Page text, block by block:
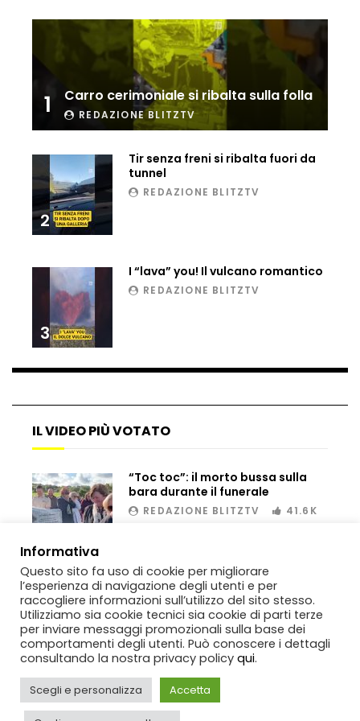
Ucraina, ecco come gli F16 intercettano
i droni russi
Tir bloccato sul passaggio a livello:
treno lo distrugge
Parco divertimenti, attrazione cede
all’improvviso
tragedia a Petén
Russia sotto zero: fiumi congelati e navi
Bombe russe sulle montagne per creare
valanghe e proteggere i turisti
Auto si schianta, il guidatore vola dal
viadotto
Tradisce la moglie e lo legano con lo
scotch a un albero
Tentano di salvarla dalla seggiovia, ma
il piano fallisce
1 Carro cerimoniale si ribalta sulla folla
REDAZIONE BLITZTV
2
Tir senza freni si ribalta fuori da
tunnel
REDAZIONE BLITZTV
3
I “lava” you! Il vulcano romantico
REDAZIONE BLITZTV
IL VIDEO PIÙ VOTATO
00:02
“Toc toc”: il morto bussa sulla
bara durante il funerale
REDAZIONE BLITZTV 41.6K
CopyrightBlitzTV© 2019-2025SIGNOVia Rabolini, 13 Milano - P.IVA
IT11812250154. Tutti i diritti sono riservati.
Informativa
Questo sito fa uso di cookie per migliorare
l’esperienza di navigazione degli utenti e per
raccogliere informazioni sull’utilizzo del sito stesso.
Utilizziamo sia cookie tecnici sia cookie di parti terze
per inviare messaggi promozionali sulla base dei
comportamenti degli utenti. Può conoscere i dettagli
consultando la nostra privacy policy qui.
Scegli e personalizza Accetta